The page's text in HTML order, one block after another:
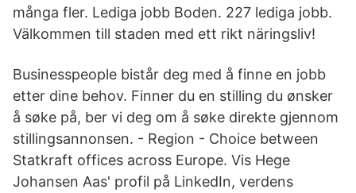
många fler. Lediga jobb Boden. 227 lediga jobb.
Välkommen till staden med ett rikt näringsliv!
Businesspeople bistår deg med å finne en jobb
etter dine behov. Finner du en stilling du ønsker
å søke på, ber vi deg om å søke direkte gjennom
stillingsannonsen. - Region - Choice between
Statkraft offices across Europe. Vis Hege
Johansen Aas' profil på LinkedIn, verdens